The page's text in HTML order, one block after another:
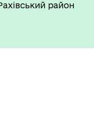
район